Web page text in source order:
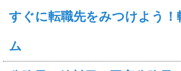
すぐに転職先をみつけよう！
ム